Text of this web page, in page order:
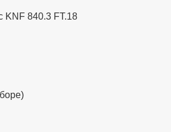
KNF 840.3 FT.18